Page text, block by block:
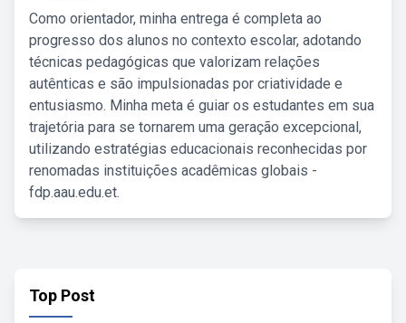
Como orientador, minha entrega é completa ao
progresso dos alunos no contexto escolar, adotando
técnicas pedagógicas que valorizam relações
autênticas e são impulsionadas por criatividade e
entusiasmo. Minha meta é guiar os estudantes em sua
trajetória para se tornarem uma geração excepcional,
utilizando estratégias educacionais reconhecidas por
renomadas instituições acadêmicas globais -
fdp.aau.edu.et.
Top Post